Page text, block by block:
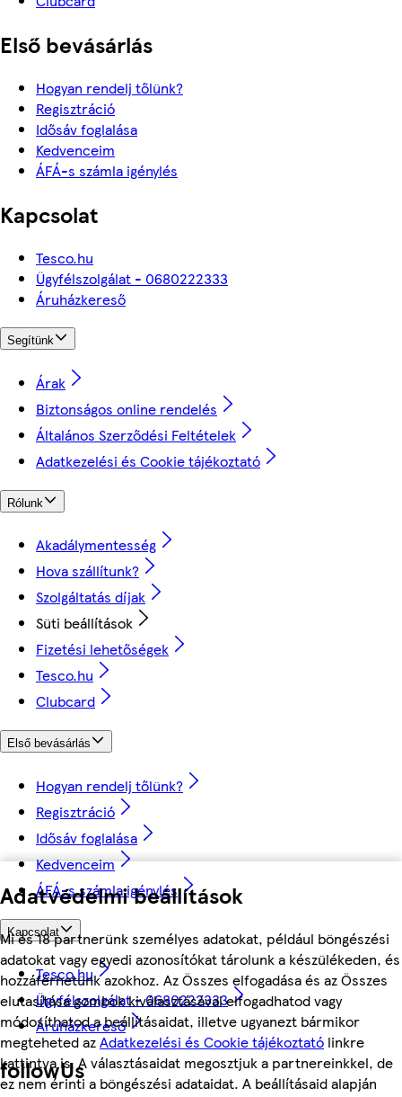
Adatvédelmi beállítások
Mi és 18 partnerünk személyes adatokat, például böngészési
adatokat vagy egyedi azonosítókat tárolunk a készülékeden, és
hozzáférhetünk azokhoz. Az Összes elfogadása és az Összes
elutasítása gombok kiválasztásával elfogadhatod vagy
módosíthatod a beállításaidat, illetve ugyanezt bármikor
megteheted azAdatkezelési és Cookie tájékoztató linkre
kattintva is. A választásaidat megosztjuk a partnereinkkel, de
ez nem érinti a böngészési adataidat. A beállításaid alapján
Első bevásárlás
Hogyan rendelj tőlünk?
Regisztráció
Idősáv foglalása
Kedvenceim
ÁFÁ-s számla igénylés
Kapcsolat
Tesco.hu
Ügyfélszolgálat - 0680222333
Áruházkereső
Segítünk
Árak
Biztonságos online rendelés
Általános Szerződési Feltételek
Adatkezelési és Cookie tájékoztató
Rólunk
Akadálymentesség
Hova szállítunk?
Szolgáltatás díjak
Süti beállítások
Fizetési lehetőségek
Tesco.hu
Clubcard
Első bevásárlás
Hogyan rendelj tőlünk?
Regisztráció
Idősáv foglalása
Kedvenceim
ÁFÁ-s számla igénylés
Kapcsolat
Tesco.hu
Ügyfélszolgálat - 0680222333
Áruházkereső
followUs